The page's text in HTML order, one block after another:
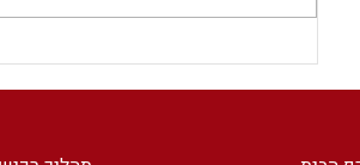
להימנע מפולשים לדירות